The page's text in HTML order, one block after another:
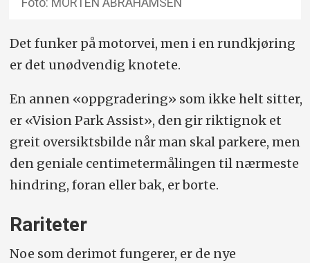
Det funker på motorvei, men i en rundkjøring
er det unødvendig knotete.
En annen «oppgradering» som ikke helt sitter,
er «Vision Park Assist», den gir riktignok et
greit oversiktsbilde når man skal parkere, men
den geniale centimetermålingen til nærmeste
hindring, foran eller bak, er borte.
Rariteter
Noe som derimot fungerer, er de nye